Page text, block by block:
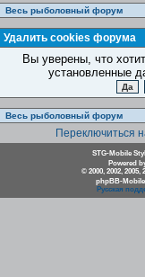
Весь рыболовный форум
Удалить cookies форума
Вы уверены, что
установленные
Весь рыболовный форум
Переключиться
STG-Mobile
Powered
© 2000, 2002,
phpBB-Mobile
Русская